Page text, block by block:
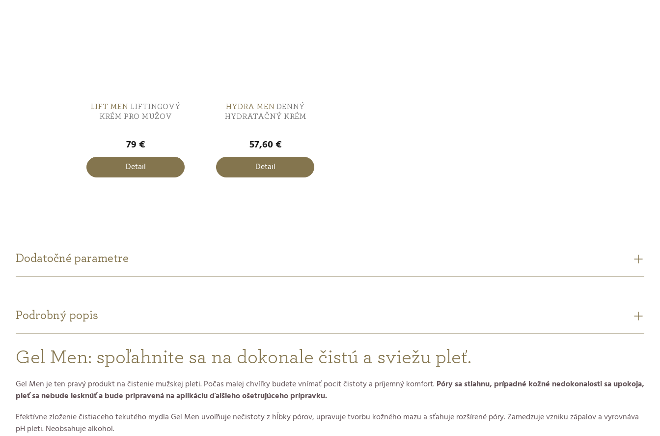
LIFT MEN LIFTINGOVÝ
KRÉM PRO MUŽOV
79 €
Detail
HYDRA MEN DENNÝ
HYDRATAČNÝ KRÉM
57,60 €
Detail
Podrobný popis
Gel Men: spoľahnite sa na dokonale čistú a sviežu pleť.
Gel Men je ten pravý produkt na čistenie mužskej pleti. Počas malej chvíľky budete vnímať pocit čistoty a príjemný komfort. Póry sa stiahnu, prípadné kožné nedokonalosti sa upokoja,
pleť sa nebude lesknúť a bude pripravená na aplikáciu ďalšieho ošetrujúceho prípravku.
Efektívne zloženie čistiaceho tekutého mydla Gel Men uvoľňuje nečistoty z hĺbky pórov, upravuje tvorbu kožného mazu a sťahuje rozšírené póry. Zamedzuje vzniku zápalov a vyrovnáva
pH pleti. Neobsahuje alkohol.
Dodatočné parametre